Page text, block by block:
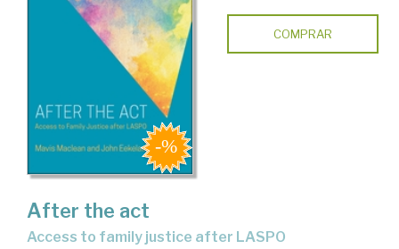
COMPRAR
After the act
access to family justice after LASPO